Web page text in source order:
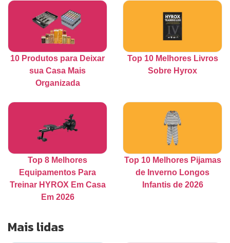
10 Produtos para Deixar
sua Casa Mais
Organizada
Top 10 Melhores Livros
Sobre Hyrox
Top 8 Melhores
Equipamentos Para
Treinar HYROX Em Casa
Em 2026
Top 10 Melhores Pijamas
de Inverno Longos
Infantis de 2026
Mais lidas